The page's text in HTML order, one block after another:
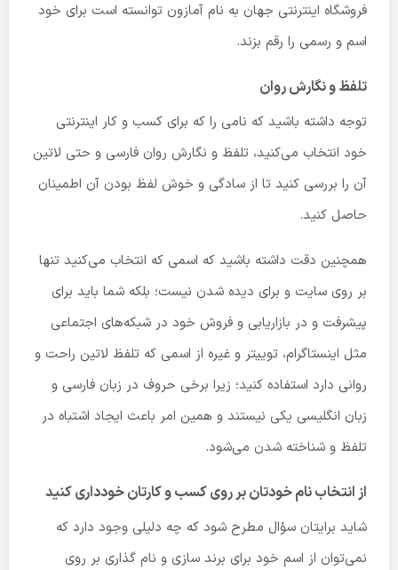
فروشگاه اینترنتی جهان به نام آمازون توانسته است برای خود
اسم و رسمی را رقم بزند.
تلفظ و نگارش روان
توجه داشته باشید که نامی را که برای کسب و کار اینترنتی
خود انتخاب می‌کنید، تلفظ و نگارش روان فارسی و حتی لاتین
آن را بررسی کنید تا از سادگی و خوش لفظ بودن آن اطمینان
حاصل کنید.
همچنین دقت داشته باشید که اسمی که انتخاب می‌کنید تنها
بر روی سایت و برای دیده شدن نیست؛ بلکه شما باید برای
پیشرفت و در بازاریابی و فروش خود در شبکه‌های اجتماعی
مثل اینستاگرام، توییتر و غیره از اسمی که تلفظ لاتین راحت و
روانی دارد استفاده کنید؛ زیرا برخی حروف در زبان فارسی و
زبان انگلیسی یکی نیستند و همین امر باعث ایجاد اشتباه در
تلفظ و شناخته شدن می‌شود.
از انتخاب نام خودتان بر روی کسب و کارتان خودداری کنید
شاید برایتان سؤال مطرح شود که چه دلیلی وجود دارد که
نمی‌توان از اسم خود برای برند سازی و نام گذاری بر روی